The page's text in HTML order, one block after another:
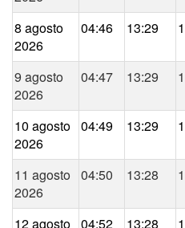
8 agosto
2026
04:46 13:29
9 agosto
2026
04:47 13:29
10 agosto
2026
04:49 13:29
11 agosto
2026
04:50 13:28
12 agosto 04:52 13:28